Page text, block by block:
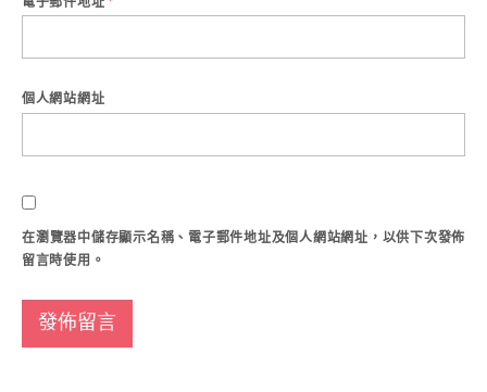
個人網站網址
在瀏覽器中儲存顯示名稱、電子郵件地址及個人網站網址，以供下次發佈
留言時使用。